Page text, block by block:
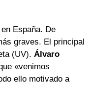
en España. De
graves. El principal
(UV). Álvaro
«venimos
ello motivado a